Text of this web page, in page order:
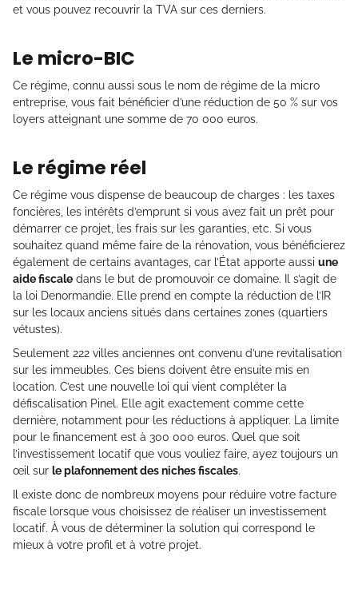
et vous pouvez recouvrir la TVA sur ces derniers.
Le micro-BIC
Ce régime, connu aussi sous le nom de régime de la micro
entreprise, vous fait bénéficier d’une réduction de 50 % sur vos
loyers atteignant une somme de 70 000 euros.
Le régime réel
Ce régime vous dispense de beaucoup de charges : les taxes
foncières, les intérêts d’emprunt si vous avez fait un prêt pour
démarrer ce projet, les frais sur les garanties, etc. Si vous
souhaitez quand même faire de la rénovation, vous bénéficierez
également de certains avantages, car l’État apporte aussi une
aide fiscale dans le but de promouvoir ce domaine. Il s’agit de
la loi Denormandie. Elle prend en compte la réduction de l’IR
sur les locaux anciens situés dans certaines zones (quartiers
vétustes).
Seulement 222 villes anciennes ont convenu d’une revitalisation
sur les immeubles. Ces biens doivent être ensuite mis en
location. C’est une nouvelle loi qui vient compléter la
défiscalisation Pinel. Elle agit exactement comme cette
dernière, notamment pour les réductions à appliquer. La limite
pour le financement est à 300 000 euros. Quel que soit
l’investissement locatif que vous vouliez faire, ayez toujours un
œil sur le plafonnement des niches fiscales.
Il existe donc de nombreux moyens pour réduire votre facture
fiscale lorsque vous choisissez de réaliser un investissement
locatif. À vous de déterminer la solution qui correspond le
mieux à votre profil et à votre projet.